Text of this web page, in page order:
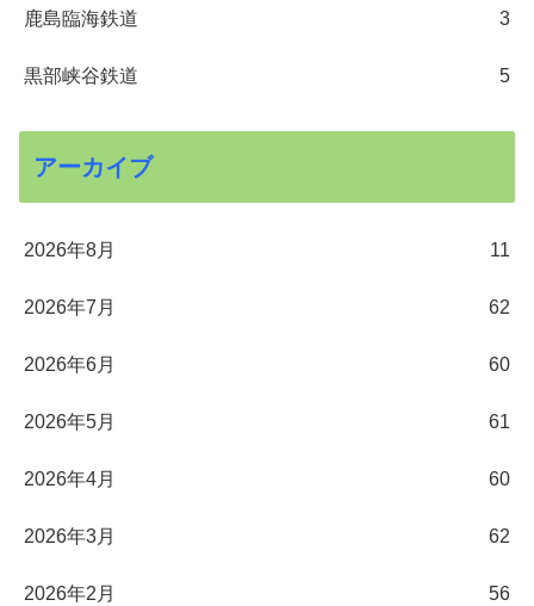
鹿島臨海鉄道 3
黒部峡谷鉄道 5
アーカイブ
2026年8月 11
2026年7月 62
2026年6月 60
2026年5月 61
2026年4月 60
2026年3月 62
2026年2月 56